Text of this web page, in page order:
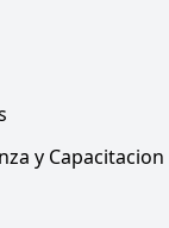
y Capacitacion